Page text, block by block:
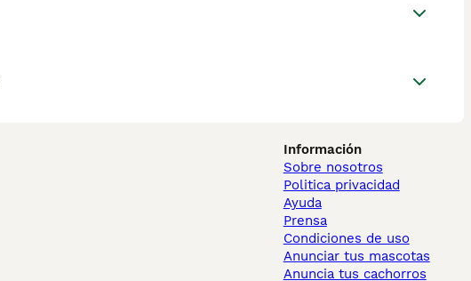
Información
Sobre nosotros
Politica privacidad
Ayuda
Prensa
Condiciones de uso
Anunciar tus mascotas
Anuncia tus cachorros